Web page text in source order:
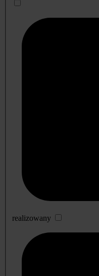
realizowany